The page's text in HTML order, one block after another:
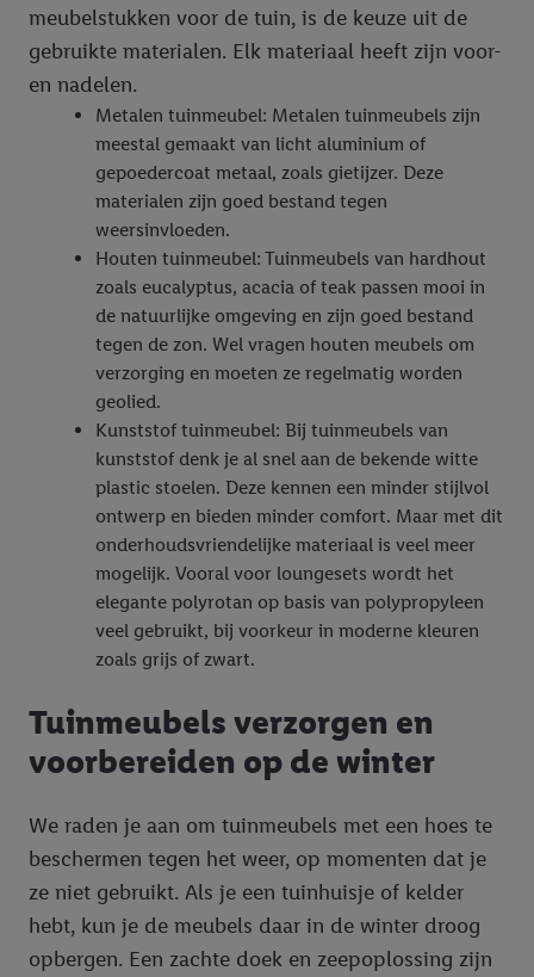
meubelstukken voor de tuin, is de keuze uit de
gebruikte materialen. Elk materiaal heeft zijn voor-
en nadelen.
Metalen tuinmeubel: Metalen tuinmeubels zijn
meestal gemaakt van licht aluminium of
gepoedercoat metaal, zoals gietijzer. Deze
materialen zijn goed bestand tegen
weersinvloeden.
Houten tuinmeubel: Tuinmeubels van hardhout
zoals eucalyptus, acacia of teak passen mooi in
de natuurlijke omgeving en zijn goed bestand
tegen de zon. Wel vragen houten meubels om
verzorging en moeten ze regelmatig worden
geolied.
Kunststof tuinmeubel: Bij tuinmeubels van
kunststof denk je al snel aan de bekende witte
plastic stoelen. Deze kennen een minder stijlvol
ontwerp en bieden minder comfort. Maar met dit
onderhoudsvriendelijke materiaal is veel meer
mogelijk. Vooral voor loungesets wordt het
elegante polyrotan op basis van polypropyleen
veel gebruikt, bij voorkeur in moderne kleuren
zoals grijs of zwart.
Tuinmeubels verzorgen en
voorbereiden op de winter
We raden je aan om tuinmeubels met een hoes te
beschermen tegen het weer, op momenten dat je
ze niet gebruikt. Als je een tuinhuisje of kelder
hebt, kun je de meubels daar in de winter droog
opbergen. Een zachte doek en zeepoplossing zijn